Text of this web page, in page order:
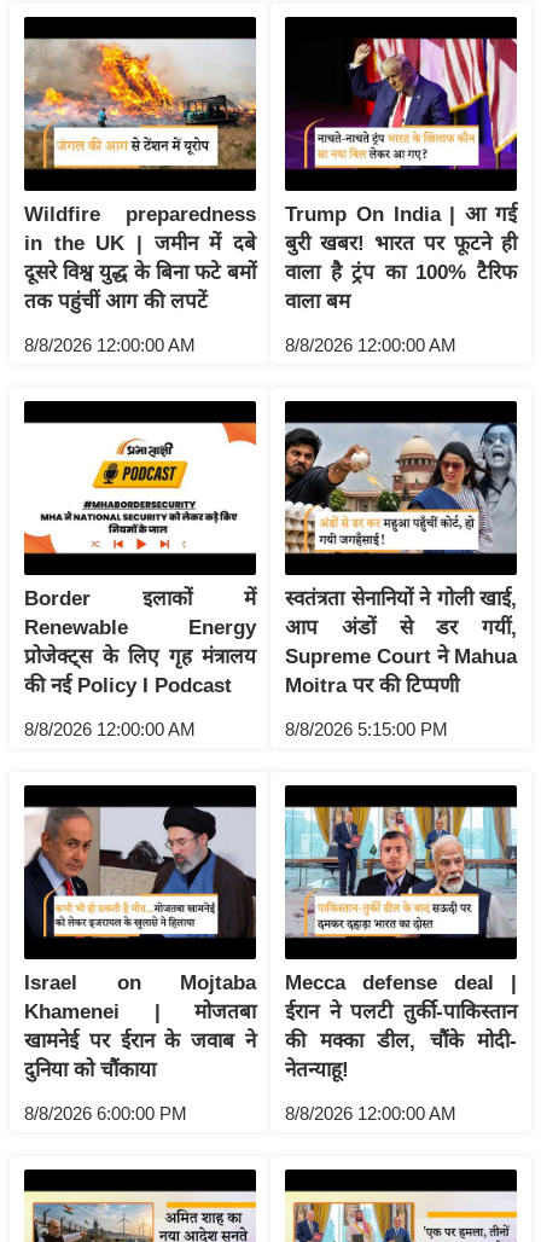
ज्ञ
रा
य
ब
ज
खे
ल
क्रि
ट
P
2
6
क्रा
इ
म
ई
पे
प
मि
सा
ल
बे
मि
सा
ख्सि
य
त
Wildfire preparedness
in the UK | जमीन में दबे
दूसरे विश्व युद्ध के बिना फटे बमों
तक पहुंचीं आग की लपटें
8/8/2026 12:00:00 AM
Trump On India | आ गई
बुरी खबर! भारत पर फूटने ही
वाला है ट्रंप का 100% टैरिफ
वाला बम
8/8/2026 12:00:00 AM
Border इलाकों में
Renewable Energy
प्रोजेक्ट्स के लिए गृह मंत्रालय
की नई Policy I Podcast
8/8/2026 12:00:00 AM
स्वतंत्रता सेनानियों ने गोली खाई,
आप अंडों से डर गयीं,
Supreme Court ने Mahua
Moitra पर की टिप्पणी
8/8/2026 5:15:00 PM
Israel on Mojtaba
Khamenei | मोजतबा
खामनेई पर ईरान के जवाब ने
दुनिया को चौंकाया
8/8/2026 6:00:00 PM
Mecca defense deal |
ईरान ने पलटी तुर्की-पाकिस्तान
की मक्का डील, चौंके मोदी-
नेतन्याहू!
8/8/2026 12:00:00 AM